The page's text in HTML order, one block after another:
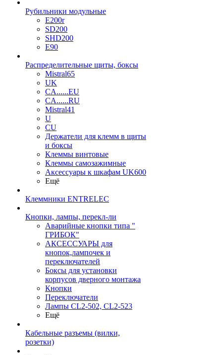
Рубильники модульные
E200r
SD200
SHD200
E90
Распределительные щиты, боксы
Mistral65
UK
CA......EU
CA......RU
Mistral41
U
CU
Держатели для клемм в щиты
и боксы
Клеммы винтовые
Клеммы самозажимные
Аксессуары к шкафам UK600
Ещё
Клеммники ENTRELEC
Кнопки, лампы, перекл-ли
Аварийные кнопки типа "
ГРИБОК"
АКСЕССУАРЫ для
кнопок,лампочек и
переключателей
Боксы для установки
корпусов дверного монтажа
Кнопки
Переключатели
Лампы CL2-502, CL2-523
Ещё
Кабельные разъемы (вилки,
розетки)